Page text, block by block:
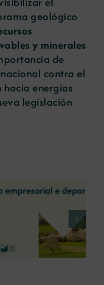
geológico
y minerales
de
contra el
energías
legislación
La OIPE y el
CRETUS
presentan las
últimas
innovaciones en
restauración